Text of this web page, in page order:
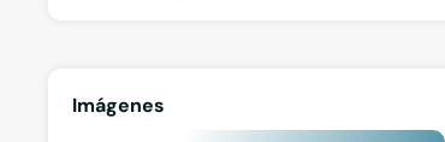
Imágenes